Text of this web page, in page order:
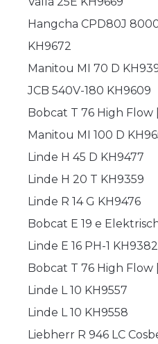
Hangcha CPD80J
KH9672
Manitou MI 70 D
JCB 540V-180 KH9609
Bobcat T 76 High Flow
Manitou MI 100 D
Linde H 45 D KH9477
Linde H 20 T KH9359
Linde R 14 G KH9476
Bobcat E 19 e
Linde E 16 PH-1 KH9382
Bobcat T 76 High Flow
Linde L 10 KH9557
Linde L 10 KH9558
Liebherr R 946 LC